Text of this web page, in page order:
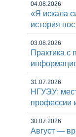
04.08.2026
«Я искала
история
03.08.2026
Практика с
31.07.2026
НГУЭУ:
профессии
30.07.2026
Август —